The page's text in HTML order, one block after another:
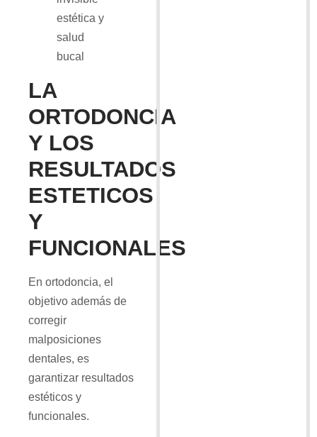
LA
ORTODONCIA
Y LOS
RESULTADOS
ESTETICOS
Y
FUNCIONALES
En ortodoncia, el
objetivo además de
corregir
malposiciones
dentales, es
garantizar resultados
estéticos y
funcionales.